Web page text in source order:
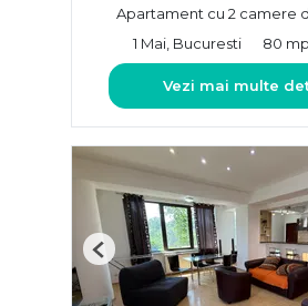
Apartament cu 2 camere
1 Mai, Bucuresti
80 mp
Vezi mai multe
Previous